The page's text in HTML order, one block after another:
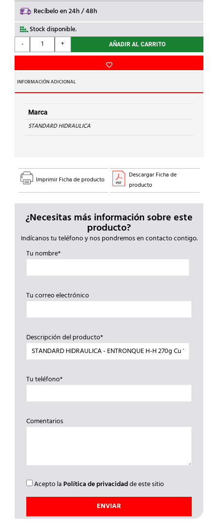
Recíbelo en 24h / 48h
Stock disponible.
-
STANDARD
HIDRAULICA
ENTRONQUE
H-
H
270g
Cu
15-
1/2
+ AÑADIR AL CARRITO
INFORMACIÓN ADICIONAL
Marca
STANDARD HIDRAULICA
Imprimir Ficha de producto
Descargar Ficha de
producto
¿Necesitas más información sobre este
producto?
Indícanos tu teléfono y nos pondremos en contacto contigo.
Tu nombre*
Tu correo electrónico
Descripción del producto*
Tu teléfono*
Comentarios
Acepto la Política de privacidadde este sitio